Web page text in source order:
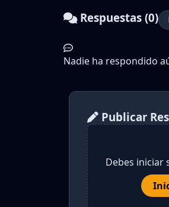
Respuestas (0)
Nadie ha respondido
Publicar
Debes iniciar